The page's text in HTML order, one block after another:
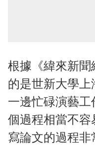
根據《緯來新
的是世新大學上
一邊忙碌演藝
個過程相當不
寫論文的過程